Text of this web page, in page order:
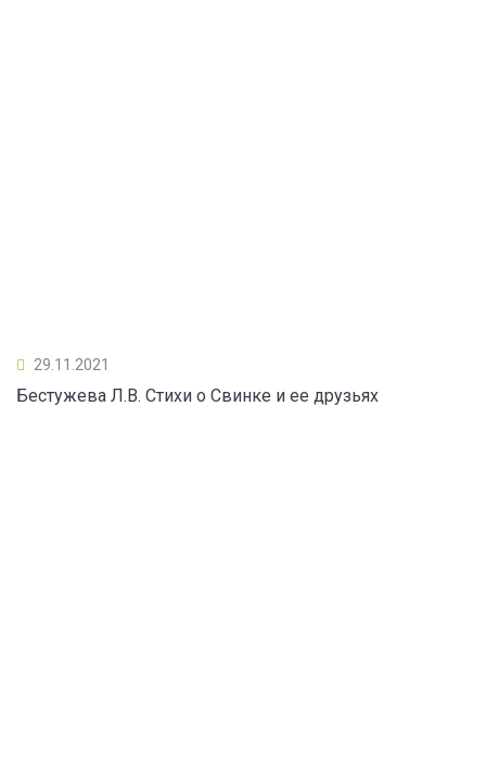
29.11.2021
Бестужева Л.В. Стихи о Свинке и ее друзьях